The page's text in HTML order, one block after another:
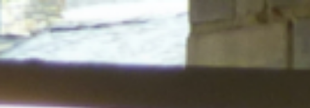
Skip to main content Skip to navigation